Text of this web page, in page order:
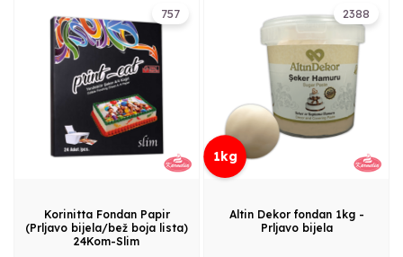
757
Korinitta Fondan Papir
(Prljavo bijela/bež boja lista)
24Kom-Slim
2388
1kg
Altin Dekor fondan 1kg -
Prljavo bijela